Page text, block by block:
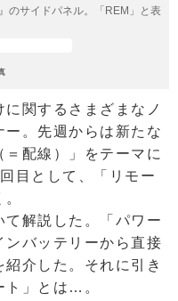
のサイドパネル。「REM」と表
関するさまざまなノ
。先週からは新たな
配線）」をテーマに
目として、「リモー
解説した。「パワー
ンバッテリーから直接
介した。それに引き
ト」とは…。